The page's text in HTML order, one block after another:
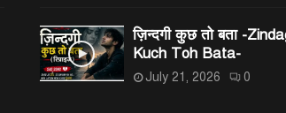
ज़िन्दगी कुछ तो बता -
Kuch Toh Bata-
July 21, 2026 0